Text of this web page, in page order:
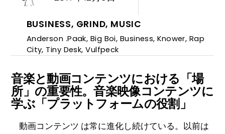
BUSINESS, GRIND, MUSIC
Anderson .Paak, Big Boi, Business,Knower, Rap
City, Tiny Desk,Vulfpeck
音楽と動画コンテンツにおける「場
所」の重要性。音楽映像コンテンツに
学ぶ「プラットフォームの役割」
動画コンテンツ は常に進化し続けている。以前は